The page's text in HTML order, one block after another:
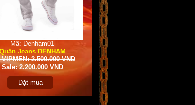
Mã: Denham01
Jeans DENHAM
VIPMEN: 2.500.000 VND
Sale: 2.200.000 VND
Đặt mua